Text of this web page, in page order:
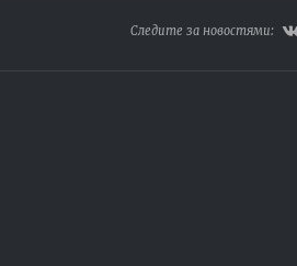
Следите за новостями: